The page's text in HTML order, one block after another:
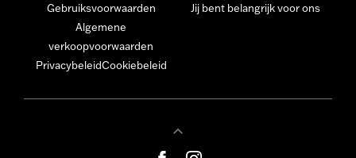
Gebruiksvoorwaarden
Algemene
verkoopvoorwaarden
PrivacybeleidCookiebeleid
Jij bent belangrijk voor ons